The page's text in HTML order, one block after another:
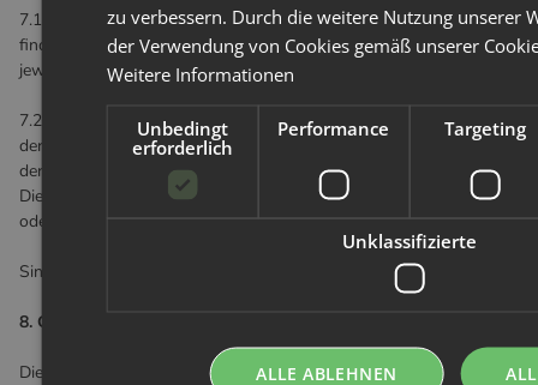
7.1. Die Lieferbedingungen, der Liefertermin sowie gegebenenfalls
finden sich unter einer entsprechend bezeichneten Schaltfläche auf
jeweiligen Angebot.
7.2. Soweit Sie Verbraucher sind, ist gesetzlich geregelt, dass die
der zufälligen Verschlechterung der verkauften Sache während der
der Ware an Sie übergeht, unabhängig davon, ob die Versendung
Dies gilt nicht, wenn Sie eigenständig ein nicht vom Unternehmer
oder eine sonst zur Ausführung der Versendung bestimmte Person
Sind Sie Unternehmer, erfolgt die Lieferung und Versendung auf
8. Gesetzliches Mängelhaftungsrecht
Die Mängelhaftung richtet sich nach der Regelung "Gewährleistung"
zu verbessern. Durch die weitere Nutzung unserer
der Verwendung von Cookies gemäß unserer
Weitere Informationen
Unbedingt
erforderlich
Performance Targeting
Unklassifizierte
ALLE ABLEHNEN